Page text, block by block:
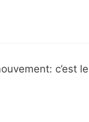
c’est